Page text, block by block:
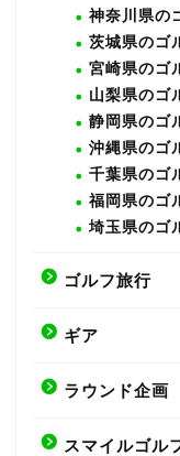
神奈川県の
茨城県のゴ
宮崎県のゴ
山梨県のゴ
静岡県のゴ
沖縄県のゴ
千葉県のゴ
福岡県のゴ
埼玉県のゴ
ゴルフ旅行
ギア
ラウンド企画
スマイルゴル